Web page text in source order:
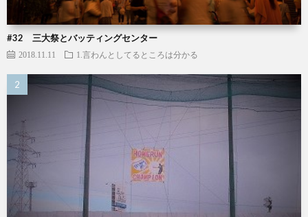
#32 三大祭とバッティングセンター
2018.11.11 1.言わんとしてるところは分かる